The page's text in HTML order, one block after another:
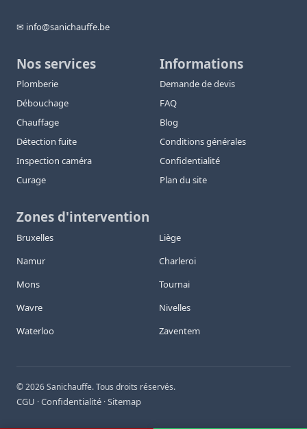
✉ info@sanichauffe.be
Nos services
Plomberie
Débouchage
Chauffage
Détection fuite
Inspection caméra
Curage
Informations
Demande de devis
FAQ
Blog
Conditions générales
Confidentialité
Plan du site
Zones d'intervention
Bruxelles
Liège
Namur
Charleroi
Mons
Tournai
Wavre
Nivelles
Waterloo
Zaventem
©2026Sanichauffe. Tous droits réservés.
CGU ·Confidentialité ·Sitemap